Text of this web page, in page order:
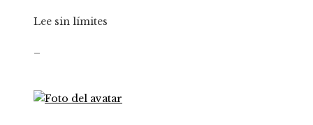
Lee sin límites